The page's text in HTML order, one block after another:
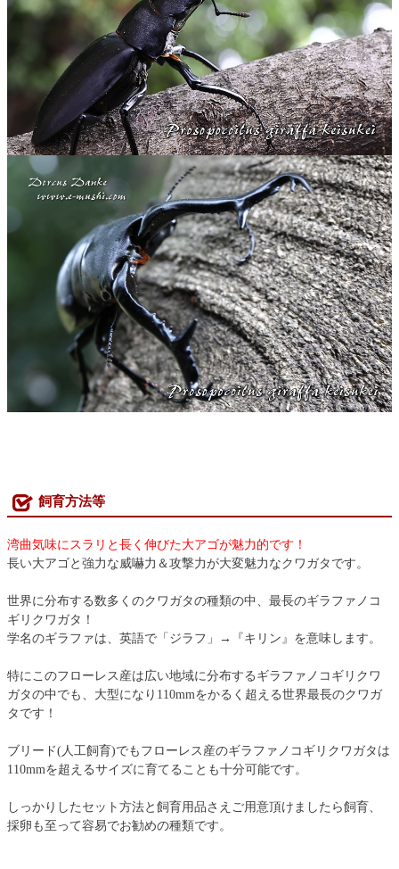
飼育方法等
湾曲気味にスラリと長く伸びた大アゴが魅力的です！
長い大アゴと強力な威嚇力＆攻撃力が大変魅力なクワガタです。
世界に分布する数多くのクワガタの種類の中、最長のギラファノコ
ギリクワガタ！
学名のギラファは、英語で「ジラフ」→『キリン』を意味します。
特にこのフローレス産は広い地域に分布するギラファノコギリクワ
ガタの中でも、大型になり110mmをかるく超える世界最長のクワガ
タです！
ブリード(人工飼育)でもフローレス産のギラファノコギリクワガタは
110mmを超えるサイズに育てることも十分可能です。
しっかりしたセット方法と飼育用品さえご用意頂けましたら飼育、
採卵も至って容易でお勧めの種類です。